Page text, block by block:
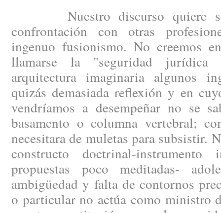
Nuestro discurso quiere
confrontación con otras
ingenuo fusionismo. No creemos
llamarse la "seguridad jurídica
arquitectura imaginaria algunos
quizás demasiada reflexión y en
vendríamos a desempeñar no se
basamento o columna vertebral;
necesitara de muletas para subsistir.
constructo doctrinal-instrumento
propuestas poco meditadas-
ambigüedad y falta de contornos
o particular no actúa como ministro